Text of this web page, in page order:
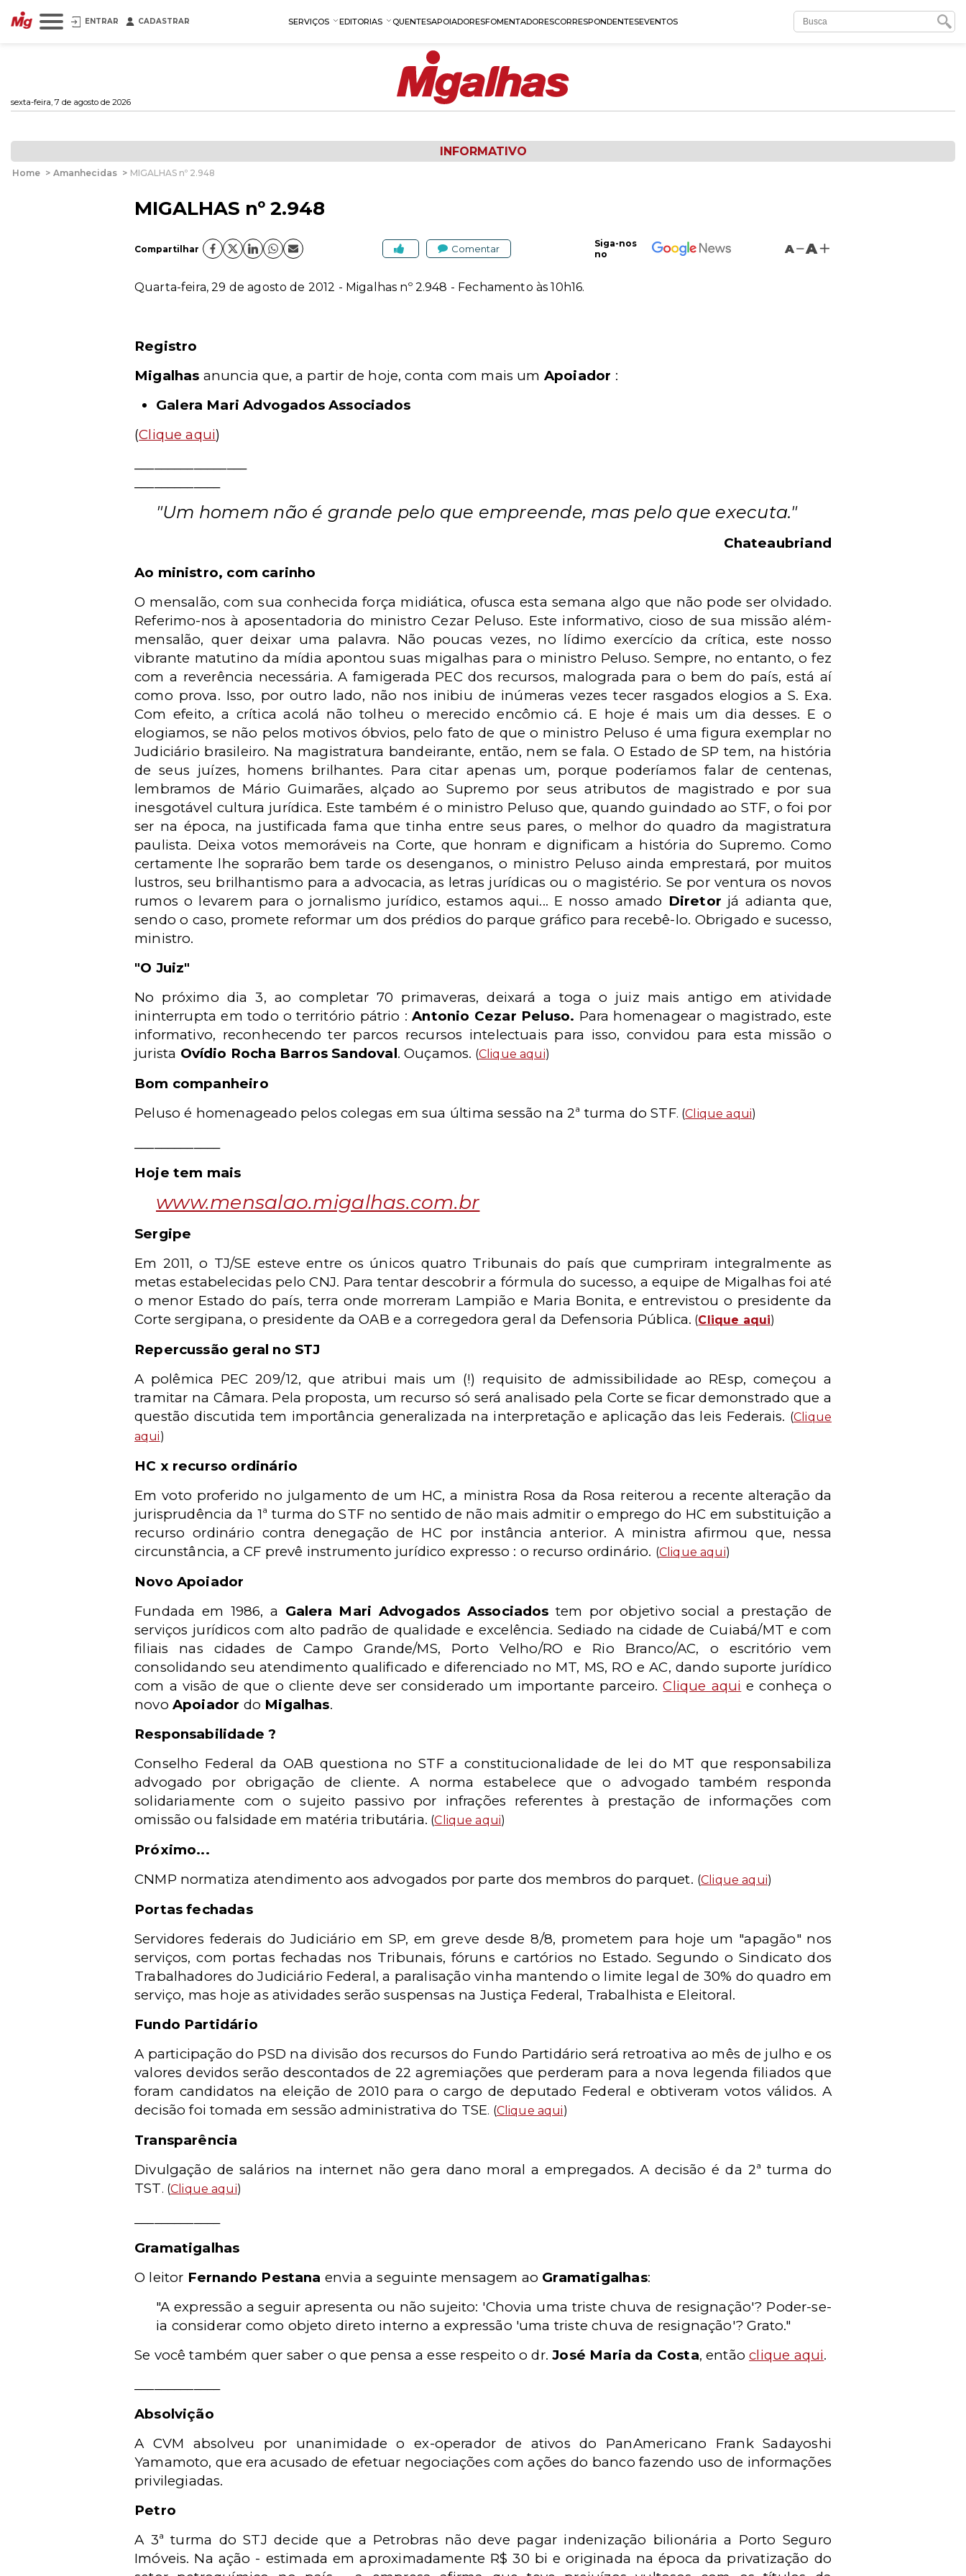
ENTRAR CADASTRAR SERVIÇOS EDITORIAS QUENTESAPOIADORESFOMENTADORESCORRESPONDENTESEVENTOS
sexta-feira, 7 de agosto de 2026
INFORMATIVO
Home > Amanhecidas > MIGALHAS nº 2.948
MIGALHAS nº 2.948
Compartilhar Comentar
Siga-nos
no
A A
Quarta-feira, 29 de agosto de 2012 - Migalhas nº 2.948 - Fechamento às 10h16.
Registro
Migalhas anuncia que, a partir de hoje, conta com mais um Apoiador :
Galera Mari Advogados Associados
(Clique aqui)
"Um homem não é grande pelo que empreende, mas pelo que executa."
Chateaubriand
Ao ministro, com carinho
O mensalão, com sua conhecida força midiática, ofusca esta semana algo que não pode ser olvidado.
Referimo-nos à aposentadoria do ministro Cezar Peluso. Este informativo, cioso de sua missão além-
mensalão, quer deixar uma palavra. Não poucas vezes, no lídimo exercício da crítica, este nosso
vibrante matutino da mídia apontou suas migalhas para o ministro Peluso. Sempre, no entanto, o fez
com a reverência necessária. A famigerada PEC dos recursos, malograda para o bem do país, está aí
como prova. Isso, por outro lado, não nos inibiu de inúmeras vezes tecer rasgados elogios a S. Exa.
Com efeito, a crítica acolá não tolheu o merecido encômio cá. E hoje é mais um dia desses. E o
elogiamos, se não pelos motivos óbvios, pelo fato de que o ministro Peluso é uma figura exemplar no
Judiciário brasileiro. Na magistratura bandeirante, então, nem se fala. O Estado de SP tem, na história
de seus juízes, homens brilhantes. Para citar apenas um, porque poderíamos falar de centenas,
lembramos de Mário Guimarães, alçado ao Supremo por seus atributos de magistrado e por sua
inesgotável cultura jurídica. Este também é o ministro Peluso que, quando guindado ao STF, o foi por
ser na época, na justificada fama que tinha entre seus pares, o melhor do quadro da magistratura
paulista. Deixa votos memoráveis na Corte, que honram e dignificam a história do Supremo. Como
certamente lhe soprarão bem tarde os desenganos, o ministro Peluso ainda emprestará, por muitos
lustros, seu brilhantismo para a advocacia, as letras jurídicas ou o magistério. Se por ventura os novos
rumos o levarem para o jornalismo jurídico, estamos aqui... E nosso amado Diretor já adianta que,
sendo o caso, promete reformar um dos prédios do parque gráfico para recebê-lo. Obrigado e sucesso,
ministro.
"O Juiz"
No próximo dia 3, ao completar 70 primaveras, deixará a toga o juiz mais antigo em atividade
ininterrupta em todo o território pátrio :Antonio Cezar Peluso. Para homenagear o magistrado, este
informativo, reconhecendo ter parcos recursos intelectuais para isso, convidou para esta missão o
jurista Ovídio Rocha Barros Sandoval. Ouçamos. (Clique aqui)
Bom companheiro
Peluso é homenageado pelos colegas em sua última sessão na 2ª turma do STF. (Clique aqui)
Hoje tem mais
www.mensalao.migalhas.com.br
Sergipe
Em 2011, o TJ/SE esteve entre os únicos quatro Tribunais do país que cumpriram integralmente as
metas estabelecidas pelo CNJ. Para tentar descobrir a fórmula do sucesso, a equipe de Migalhas foi até
o menor Estado do país, terra onde morreram Lampião e Maria Bonita, e entrevistou o presidente da
Corte sergipana, o presidente da OAB e a corregedora geral da Defensoria Pública. (Clique aqui)
Repercussão geral no STJ
A polêmica PEC 209/12, que atribui mais um (!) requisito de admissibilidade ao REsp, começou a
tramitar na Câmara. Pela proposta, um recurso só será analisado pela Corte se ficar demonstrado que a
questão discutida tem importância generalizada na interpretação e aplicação das leis Federais. (Clique
aqui)
HC x recurso ordinário
Em voto proferido no julgamento de um HC, a ministra Rosa da Rosa reiterou a recente alteração da
jurisprudência da 1ª turma do STF no sentido de não mais admitir o emprego do HC em substituição a
recurso ordinário contra denegação de HC por instância anterior. A ministra afirmou que, nessa
circunstância, a CF prevê instrumento jurídico expresso : o recurso ordinário. (Clique aqui)
Novo Apoiador
Fundada em 1986, a Galera Mari Advogados Associados tem por objetivo social a prestação de
serviços jurídicos com alto padrão de qualidade e excelência. Sediado na cidade de Cuiabá/MT e com
filiais nas cidades de Campo Grande/MS, Porto Velho/RO e Rio Branco/AC, o escritório vem
consolidando seu atendimento qualificado e diferenciado no MT, MS, RO e AC, dando suporte jurídico
com a visão de que o cliente deve ser considerado um importante parceiro.Clique aqui e conheça o
novo Apoiador do Migalhas.
Responsabilidade ?
Conselho Federal da OAB questiona no STF a constitucionalidade de lei do MT que responsabiliza
advogado por obrigação de cliente. A norma estabelece que o advogado também responda
solidariamente com o sujeito passivo por infrações referentes à prestação de informações com
omissão ou falsidade em matéria tributária. (Clique aqui)
Próximo...
CNMP normatiza atendimento aos advogados por parte dos membros do parquet. (Clique aqui)
Portas fechadas
Servidores federais do Judiciário em SP, em greve desde 8/8, prometem para hoje um "apagão" nos
serviços, com portas fechadas nos Tribunais, fóruns e cartórios no Estado. Segundo o Sindicato dos
Trabalhadores do Judiciário Federal, a paralisação vinha mantendo o limite legal de 30% do quadro em
serviço, mas hoje as atividades serão suspensas na Justiça Federal, Trabalhista e Eleitoral.
Fundo Partidário
A participação do PSD na divisão dos recursos do Fundo Partidário será retroativa ao mês de julho e os
valores devidos serão descontados de 22 agremiações que perderam para a nova legenda filiados que
foram candidatos na eleição de 2010 para o cargo de deputado Federal e obtiveram votos válidos. A
decisão foi tomada em sessão administrativa do TSE. (Clique aqui)
Transparência
Divulgação de salários na internet não gera dano moral a empregados. A decisão é da 2ª turma do
TST. (Clique aqui)
Gramatigalhas
O leitor Fernando Pestana envia a seguinte mensagem ao Gramatigalhas:
"A expressão a seguir apresenta ou não sujeito: 'Chovia uma triste chuva de resignação'? Poder-se-
ia considerar como objeto direto interno a expressão 'uma triste chuva de resignação'? Grato."
Se você também quer saber o que pensa a esse respeito o dr. José Maria da Costa, entãoclique aqui.
Absolvição
A CVM absolveu por unanimidade o ex-operador de ativos do PanAmericano Frank Sadayoshi
Yamamoto, que era acusado de efetuar negociações com ações do banco fazendo uso de informações
privilegiadas.
Petro
A 3ª turma do STJ decide que a Petrobras não deve pagar indenização bilionária a Porto Seguro
Imóveis. Na ação - estimada em aproximadamente R$ 30 bi e originada na época da privatização do